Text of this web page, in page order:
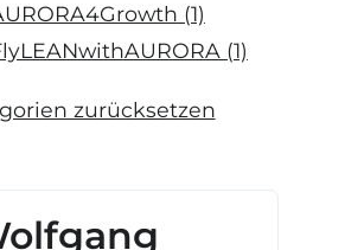
(1)
(1)
zurücksetzen